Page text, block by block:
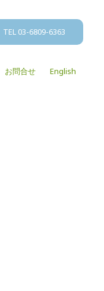
TEL 03-6809-6363
お問合せ English